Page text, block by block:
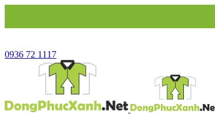
0936 72 1117